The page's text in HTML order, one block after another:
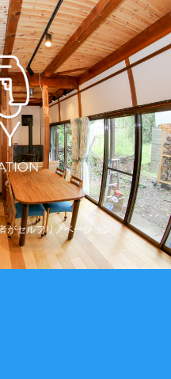
がセルフリノベーション